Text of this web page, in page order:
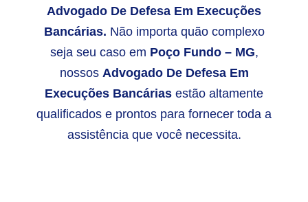
Advogado De Defesa Em Execuções
Bancárias. Não importa quão complexo
seja seu caso em Poço Fundo – MG,
nossos Advogado De Defesa Em
Execuções Bancárias estão altamente
qualificados e prontos para fornecer toda a
assistência que você necessita.